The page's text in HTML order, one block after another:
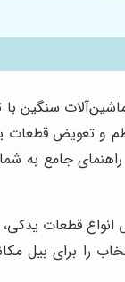
سنگین
و تعویض
جامع به
انواع قطعات
را برای بیل